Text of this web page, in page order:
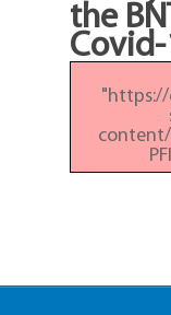
the
Covid-
content/